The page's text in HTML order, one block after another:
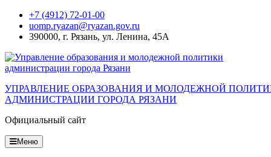
Перейти
содержанию
+7 (4912) 72-01-00
uomp.ryazan@ryazan.gov.ru
390000, г. Рязань, ул. Ленина, 45А
УПРАВЛЕНИЕ ОБРАЗОВАНИЯ И МОЛОДЕЖНОЙ
АДМИНИСТРАЦИИ ГОРОДА РЯЗАНИ
Официальный сайт
Меню